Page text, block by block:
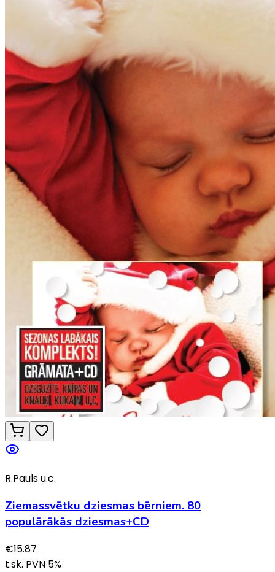
R.Pauls u.c.
Ziemassvētku dziesmas bērniem. 80
populārākās dziesmas+CD
€15.87
t.sk. PVN 5%